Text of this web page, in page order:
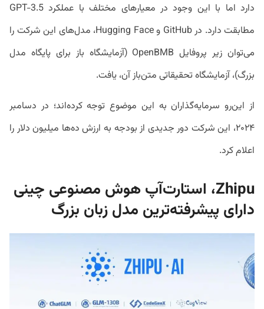
دارد اما با این وجود در معیارهای مختلف با عملکرد GPT-3.5
مطابقت دارد. در GitHub و Hugging Face، مدل‌های این شرکت را
می‌توان زیر پروفایل OpenBMB (آزمایشگاه باز برای پایگاه مدل
بزرگ)، آزمایشگاه تحقیقاتی متن‌باز آن، یافت.
از این‌رو سرمایه‌گذاران به این موضوع توجه کرده‌اند؛ در دسامبر
۲۰۲۴، این شرکت دور جدیدی از بودجه به ارزش ده‌ها میلیون دلار را
اعلام کرد.
Zhipu، استارت‌آپ هوش مصنوعی چینی
دارای پیشرفته‌ترین مدل زبان بزرگ